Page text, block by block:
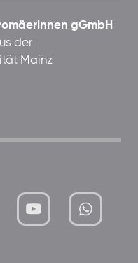
gGmbH
der
Mainz
xMBTtqOwC1KKBww